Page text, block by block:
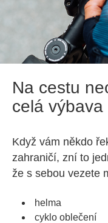
Na cestu
celá výbava
Když vám někdo
zahraničí, zní to
že s sebou vezete
helma
cyklo oblečení